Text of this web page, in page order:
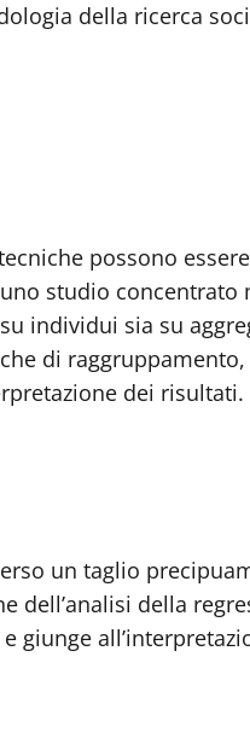
della ricerca
possono
studio concentrato
individui sia su
di
dei risultati.
un taglio
dell’analisi della
giunge